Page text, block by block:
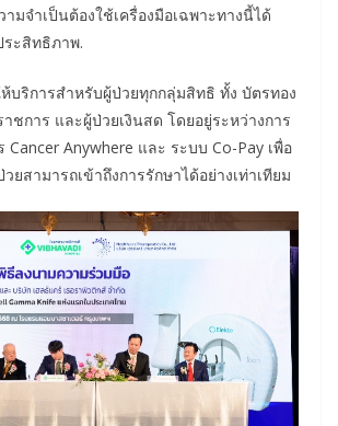
มจำเป็นต้องใช้เครื่องมือเฉพาะทางนี้ได้
ระสิทธิภาพ.
บริการสำหรับผู้ป่วยทุกกลุ่มสิทธิ ทั้ง บัตรทอง
ชการ และผู้ป่วยเงินสด โดยอยู่ระหว่างการ
Cancer Anywhere และ ระบบ Co-Pay เพื่อ
ยสามารถเข้าถึงการรักษาได้อย่างเท่าเทียม